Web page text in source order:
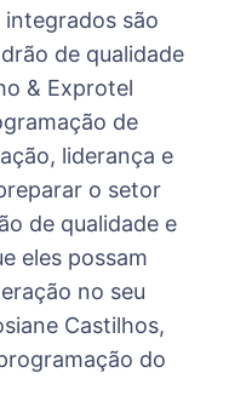
são
de qualidade
& Exprotel
de
liderança e
o setor
de qualidade e
eles possam
no seu
Castilhos,
do